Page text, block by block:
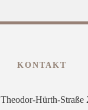
KONTAKT
Theodor-Hürth-Straße